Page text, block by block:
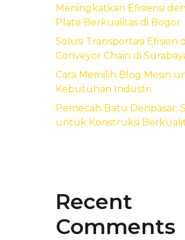
Meningkatkan Efisiensi
Plate Berkualitas di Bogor
Solusi Transportasi Efisien
Conveyor Chain di
Cara Memilih Blog Mesin
Kebutuhan Industri
Pemecah Batu Denpasar:
untuk Konstruksi
Recent
Comments